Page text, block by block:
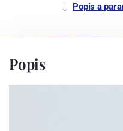
Popis a
Popis